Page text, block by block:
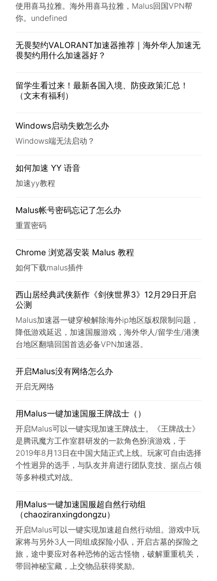
使用喜马拉雅。海外用喜马拉雅，Malus回国VPN帮
你。undefined
无畏契约VALORANT加速器推荐｜海外华人加速无
畏契约用什么加速器好？
留学生看过来！最新各国入境、防疫政策汇总！
（文末有福利）
Windows启动失败怎么办
Windows端无法启动？
如何加速 YY 语音
加速yy教程
Malus帐号密码忘记了怎么办
重置密码
Chrome 浏览器安装 Malus 教程
如何下载malus插件
西山居经典武侠新作《剑侠世界3》12月29日开启
公测
Malus加速器一键穿梭解除海外ip地区版权限制问题，
降低游戏延迟，加速国服游戏，海外华人/留学生/港澳
台地区翻墙回国首选必备VPN加速器。
开启Malus没有网络怎么办
开启无网络
用Malus一键加速国服王牌战士（）
开启Malus可以一键实现加速王牌战士。《王牌战士》
是腾讯魔方工作室群研发的一款角色扮演游戏，于
2019年8月13日在中国大陆正式上线。玩家可自由选择
个性迥异的选手，与队友并肩进行团队竞技、据点占领
等多种模式对战。
用Malus一键加速国服超自然行动组
（chaoziranxingdongzu）
开启Malus可以一键实现加速超自然行动组。游戏中玩
家将与另外3人一同组成探险小队，开启古墓的探险之
旅，途中要应对各种恐怖的远古怪物，破解重重机关，
带回神秘宝藏，上交物品获得奖励。